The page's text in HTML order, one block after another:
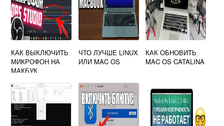
КАК ВЫКЛЮЧИТЬ
МИКРОФОН НА
МАКБУК
ЧТО ЛУЧШЕ LINUX
ИЛИ MAC OS
КАК ОБНОВИТЬ
MAC OS CATALINA